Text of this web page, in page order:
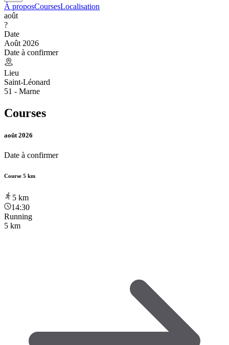
À proposCoursesLocalisation
août
?
Date
Août 2026
Date à confirmer
Lieu
Saint-Léonard
51 - Marne
Courses
août 2026
Date à confirmer
Course 5 km
5 km
14:30
Running
5 km